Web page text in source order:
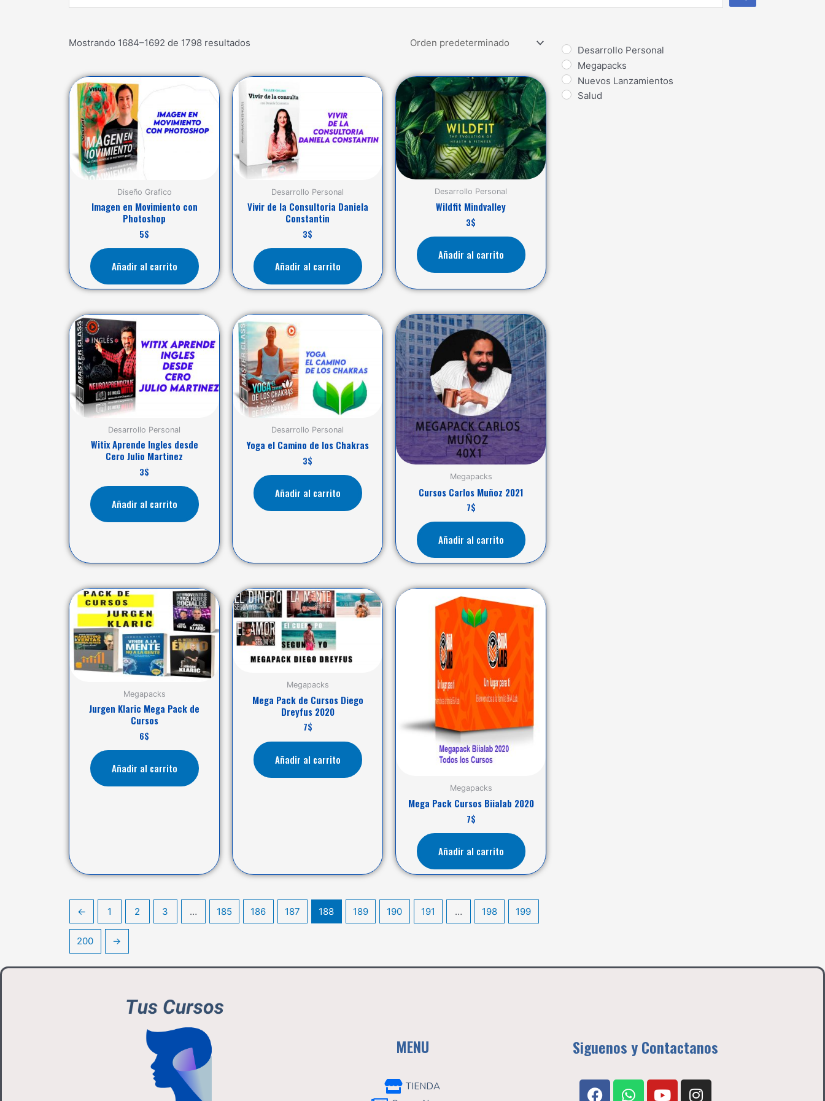
...
Mostrando 1684–1692 de 1798 resultados
Diseño Grafico
Imagen en Movimiento con
Photoshop
5$
Añadir al carrito
Desarrollo Personal
Vivir de la Consultoria Daniela
Constantin
3$
Añadir al carrito
Desarrollo Personal
Wildfit Mindvalley
3$
Añadir al carrito
Desarrollo Personal
Witix Aprende Ingles desde
Cero Julio Martinez
3$
Añadir al carrito
Desarrollo Personal
Yoga el Camino de los Chakras
3$
Añadir al carrito
Megapacks
Cursos Carlos Muñoz 2021
7$
Añadir al carrito
Megapacks
Jurgen Klaric Mega Pack de
Cursos
6$
Añadir al carrito
Megapacks
Mega Pack de Cursos Diego
Dreyfus 2020
7$
Añadir al carrito
Megapacks
Mega Pack Cursos Biialab 2020
7$
Añadir al carrito
← 1 2 3 … 185 186 187 188 189 190 191 … 198 199
200 →
Desarrollo Personal
Megapacks
Nuevos Lanzamientos
Salud
MENU
TIENDA
Siguenos y Contactanos
F
W
Y
I